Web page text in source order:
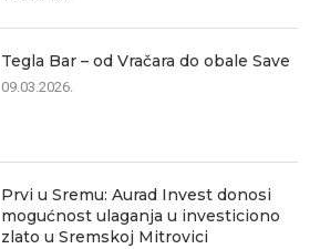
Tegla Bar – od Vračara do obale Save
09.03.2026.
Prvi u Sremu: Aurad Invest donosi
mogućnost ulaganja u investiciono
zlato u Sremskoj Mitrovici